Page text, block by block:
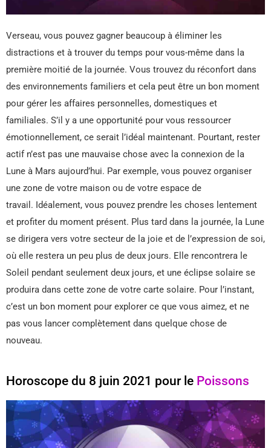
Verseau, vous pouvez gagner beaucoup à éliminer les
distractions et à trouver du temps pour vous-même dans la
première moitié de la journée. Vous trouvez du réconfort dans
des environnements familiers et cela peut être un bon moment
pour gérer les affaires personnelles, domestiques et
familiales. S’il y a une opportunité pour vous ressourcer
émotionnellement, ce serait l’idéal maintenant. Pourtant, rester
actif n’est pas une mauvaise chose avec la connexion de la
Lune à Mars aujourd’hui. Par exemple, vous pouvez organiser
une zone de votre maison ou de votre espace de
travail. Idéalement, vous pouvez prendre les choses lentement
et profiter du moment présent. Plus tard dans la journée, la Lune
se dirigera vers votre secteur de la joie et de l’expression de soi,
où elle restera un peu plus de deux jours. Elle rencontrera le
Soleil pendant seulement deux jours, et une éclipse solaire se
produira dans cette zone de votre carte solaire. Pour l’instant,
c’est un bon moment pour explorer ce que vous aimez, et ne
pas vous lancer complètement dans quelque chose de
nouveau.
Horoscope du 8 juin 2021 pour le Poissons